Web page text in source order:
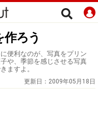
ろう
便利なのが、写真をプリン
や、季節を感じさせる写真
ますよ。
更新日： 2009年05月18日